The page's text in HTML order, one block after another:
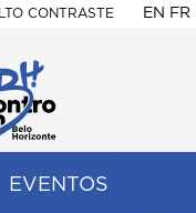
CONTRASTE EN FR
EVENTOS